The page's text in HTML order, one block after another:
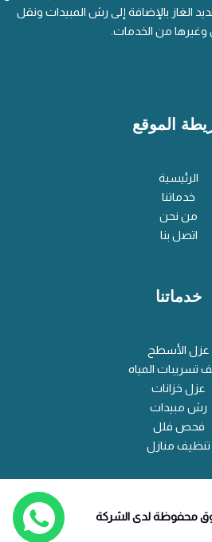
الغاز بالإضافة إلى رش المبيدات ونقل
من الخدمات.
الموقع
الرئيسية
خدماتنا
من نحن
اتصل بنا
خدماتنا
عزل الأسطح
تسريبات المياه
عزل خزانات
رش مبيدات
فحص فلل
تنظيف منازل
محفوظة لدى الشركة